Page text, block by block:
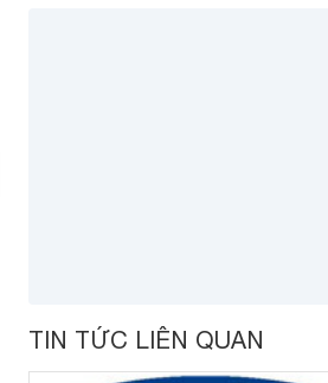
TIN TỨC LIÊN QUAN